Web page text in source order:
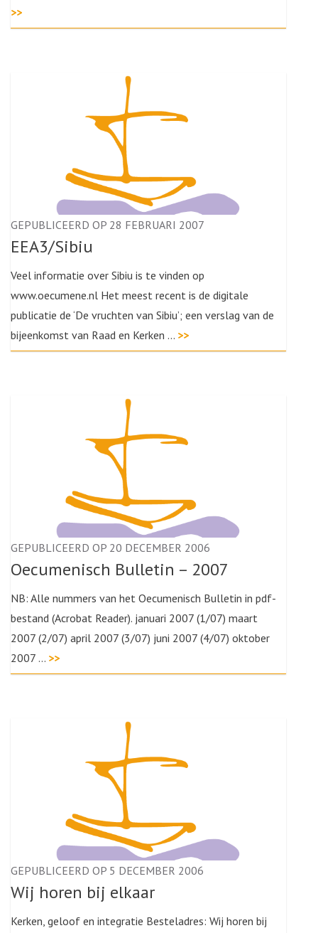
>>
GEPUBLICEERD OP 28 FEBRUARI 2007
EEA3/Sibiu
Veel informatie over Sibiu is te vinden op
www.oecumene.nl Het meest recent is de digitale
publicatie de ‘De vruchten van Sibiu’; een verslag van de
bijeenkomst van Raad en Kerken … >>
GEPUBLICEERD OP 20 DECEMBER 2006
Oecumenisch Bulletin – 2007
NB: Alle nummers van het Oecumenisch Bulletin in pdf-
bestand (Acrobat Reader). januari 2007 (1/07) maart
2007 (2/07) april 2007 (3/07) juni 2007 (4/07) oktober
2007 … >>
GEPUBLICEERD OP 5 DECEMBER 2006
Wij horen bij elkaar
Kerken, geloof en integratie Besteladres: Wij horen bij